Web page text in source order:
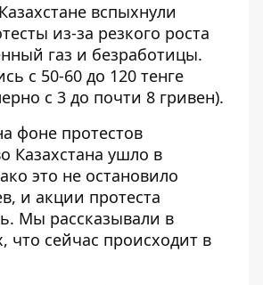
вспыхнули
из-за резкого роста
газ и безработицы.
с 50-60 до 120 тенге
с 3 до почти 8 гривен).
фоне протестов
Казахстана ушло в
это не остановило
и акции протеста
Мы рассказывали в
что сейчас происходит в